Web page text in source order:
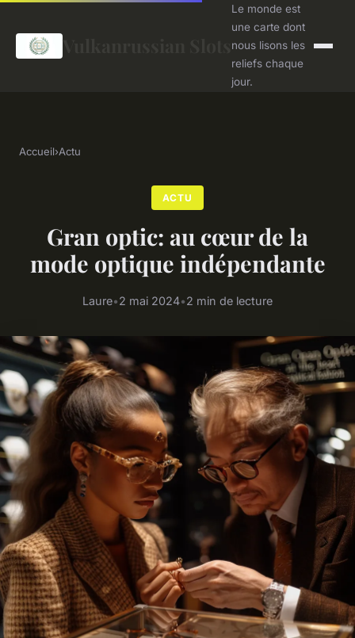
Le monde est
une carte dont
nous lisons les
reliefs chaque
jour.
Accueil›Actu
ACTU
Gran optic: au cœur de la
mode optique indépendante
Laure•2 mai 2024•2 min de lecture